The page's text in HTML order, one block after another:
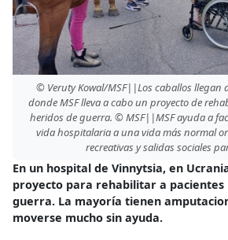
© Veruty Kowal/MSF||Los caballos llegan
donde MSF lleva a cabo un proyecto de
heridos de guerra. © MSF||MSF ayuda a
vida hospitalaria a una vida más normal
recreativas y salidas sociales
En un hospital de Vinnytsia, en
proyecto para rehabilitar a pacientes
guerra. La mayoría tienen
moverse mucho sin ayuda.